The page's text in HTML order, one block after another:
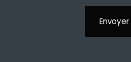
Envoyer